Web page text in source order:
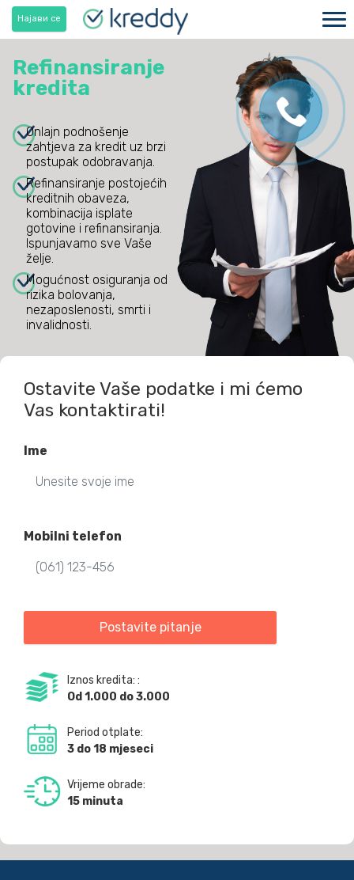
Наjави се
Refinansiranje
kredita
Onlajn podnošenje
zahtjeva za kredit uz brzi
postupak odobravanja.
Refinansiranje postojećih
kreditnih obaveza,
kombinacija isplate
gotovine i refinansiranja.
Ispunjavamo sve Vaše
želje.
Mogućnost osiguranja od
rizika bolovanja,
nezaposlenosti, smrti i
invalidnosti.
Ostavite Vaše podatke i mi ćemo
Vas kontaktirati!
Ime
Mobilni telefon
Postavite pitanje
Iznos kredita: :
Od 1.000 do 3.000
Period otplate:
3 do 18 mjeseci
Vrijeme obrade:
15 minuta